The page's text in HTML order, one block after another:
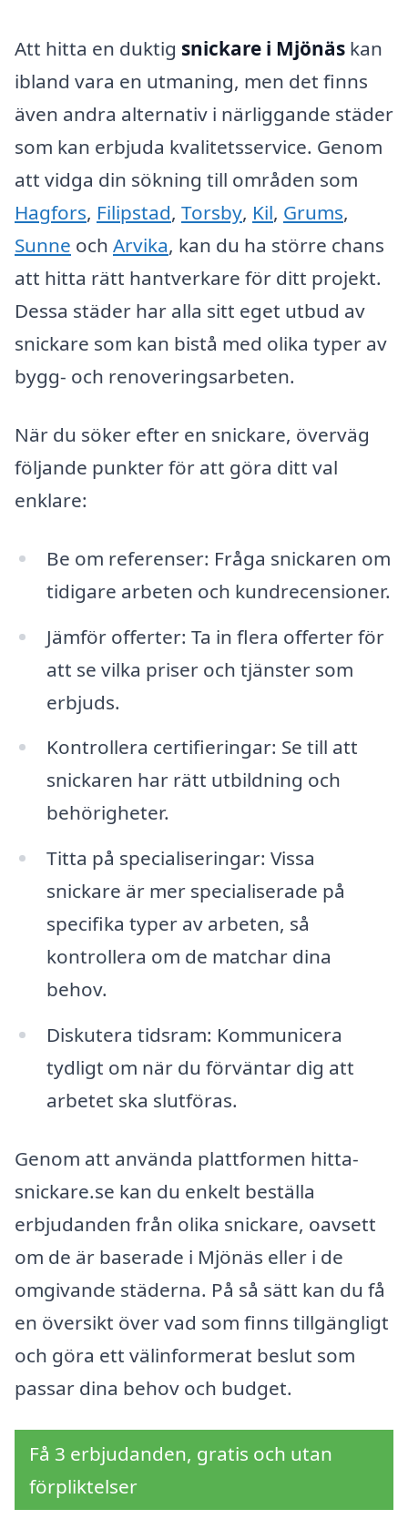
Att hitta en duktig snickare i Mjönäs kan
ibland vara en utmaning, men det finns
även andra alternativ i närliggande städer
som kan erbjuda kvalitetsservice. Genom
att vidga din sökning till områden som
Hagfors, Filipstad, Torsby, Kil, Grums,
Sunne och Arvika, kan du ha större chans
att hitta rätt hantverkare för ditt projekt.
Dessa städer har alla sitt eget utbud av
snickare som kan bistå med olika typer av
bygg- och renoveringsarbeten.
När du söker efter en snickare, överväg
följande punkter för att göra ditt val
enklare:
Be om referenser: Fråga snickaren om
tidigare arbeten och kundrecensioner.
Jämför offerter: Ta in flera offerter för
att se vilka priser och tjänster som
erbjuds.
Kontrollera certifieringar: Se till att
snickaren har rätt utbildning och
behörigheter.
Titta på specialiseringar: Vissa
snickare är mer specialiserade på
specifika typer av arbeten, så
kontrollera om de matchar dina
behov.
Diskutera tidsram: Kommunicera
tydligt om när du förväntar dig att
arbetet ska slutföras.
Genom att använda plattformen hitta-
snickare.se kan du enkelt beställa
erbjudanden från olika snickare, oavsett
om de är baserade i Mjönäs eller i de
omgivande städerna. På så sätt kan du få
en översikt över vad som finns tillgängligt
och göra ett välinformerat beslut som
passar dina behov och budget.
Få 3 erbjudanden, gratis och utan
förpliktelser